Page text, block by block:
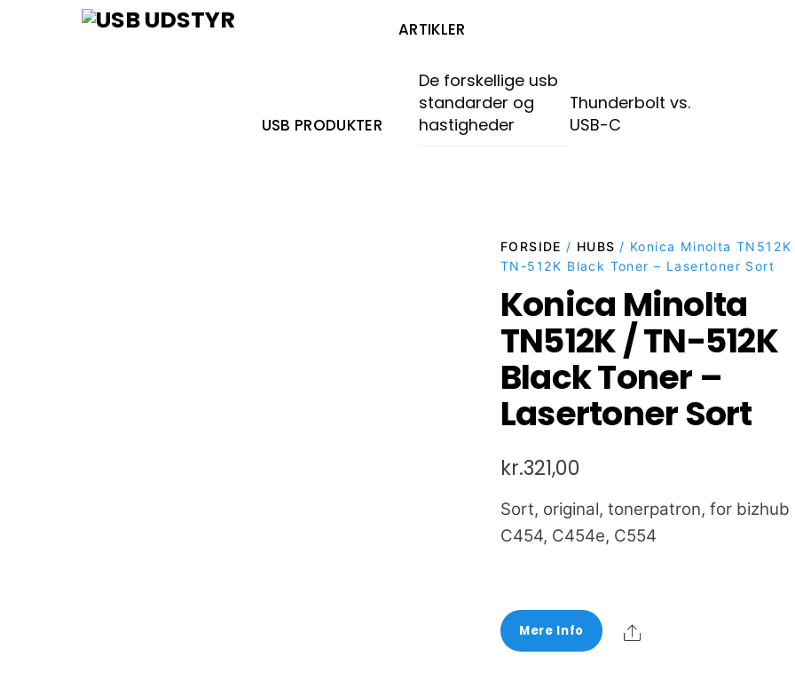
Menu
USB PRODUKTER
ARTIKLER
De forskellige usb
standarder og
hastigheder
Thunderbolt vs.
USB-C
FORSIDE / HUBS / Konica Minolta
TN-512K Black Toner – Lasertoner Sort
Konica Minolta
TN512K / TN-512K
Black Toner –
Lasertoner Sort
kr.321,00
Sort, original, tonerpatron, for bizhub
C454, C454e, C554
Mere Info Share